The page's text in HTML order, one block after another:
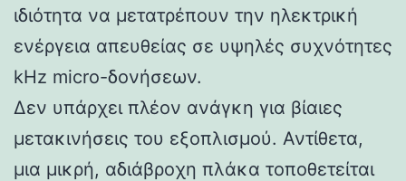
ιδιότητα να μετατρέπουν την ηλεκτρική
ενέργεια απευθείας σε υψηλές συχνότητες
kHz micro-δονήσεων.
Δεν υπάρχει πλέον ανάγκη για βίαιες
μετακινήσεις του εξοπλισμού. Αντίθετα,
μια μικρή, αδιάβροχη πλάκα τοποθετείται